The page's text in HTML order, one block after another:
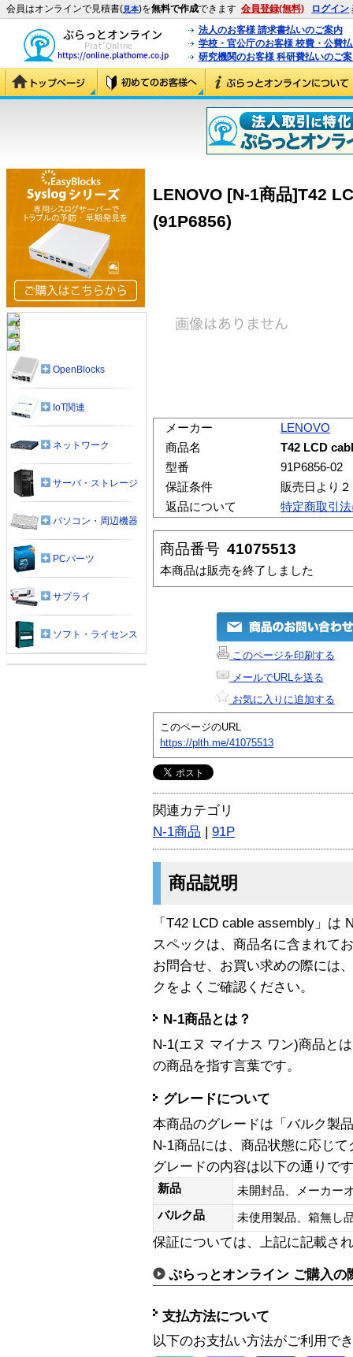
会員はオンラインで見積書(見本)を無料で作成できます 会員登録(無料) ログイン
法人のお客様 請求書払いのご案内
学校・官公庁のお客様 校費・公費
研究機関のお客様 科研費払いのご
LENOVO [N-1商品]T42
(91P6856)
メーカー
LENOVO
商品名
T42 LCD
型番
91P6856-02
保証条件
販売日より
返品について
特定商取引
商品番号 41075513
本商品は販売を終了しました
このページを印刷する
メールでURLを送る
お気に入りに追加する
このページのURL
https://plth.me/41075513
関連カテゴリ
N-1商品 | 91P
商品説明
「T42 LCD cable assembly」は
スペックは、商品名に含まれて
お問合せ、お買い求めの際には
クをよくご確認ください。
N-1商品とは？
N-1(エヌ マイナス ワン)商品と
の商品を指す言葉です。
グレードについて
本商品のグレードは「バルク製
N-1商品には、商品状態に応じ
グレードの内容は以下の通りで
新品
未開封品、メーカー
バルク品
未使用製品、箱無
保証については、上記に記載さ
ぷらっとオンライン ご購入の
支払方法について
以下のお支払い方法がご利用で
OpenBlocks
IoT関連
ネットワーク
サーバ・ストレージ
パソコン・周辺機器
PCパーツ
サプライ
ソフト・ライセンス